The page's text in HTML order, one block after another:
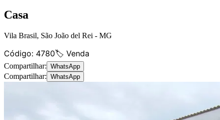
Casa
Vila Brasil, São João del Rei - MG
Código: 4780🏷️ Venda
Compartilhar: WhatsApp
Compartilhar: WhatsApp